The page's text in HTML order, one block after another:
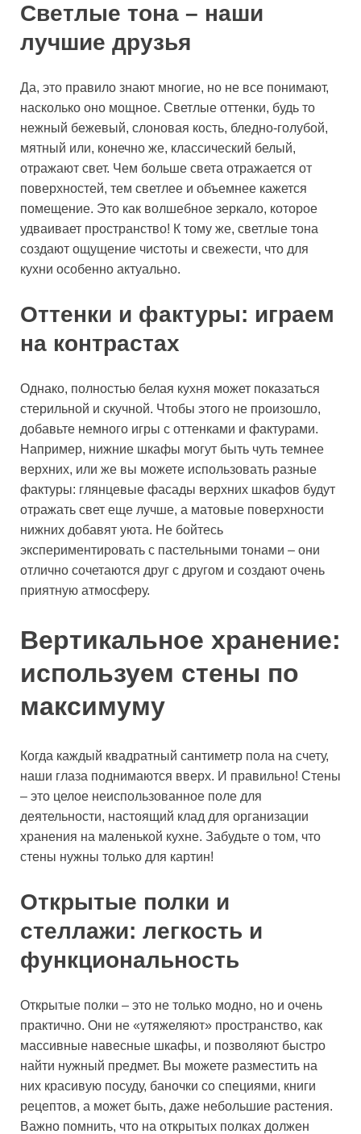
Светлые тона – наши
лучшие друзья
Да, это правило знают многие, но не все понимают,
насколько оно мощное. Светлые оттенки, будь то
нежный бежевый, слоновая кость, бледно-голубой,
мятный или, конечно же, классический белый,
отражают свет. Чем больше света отражается от
поверхностей, тем светлее и объемнее кажется
помещение. Это как волшебное зеркало, которое
удваивает пространство! К тому же, светлые тона
создают ощущение чистоты и свежести, что для
кухни особенно актуально.
Оттенки и фактуры: играем
на контрастах
Однако, полностью белая кухня может показаться
стерильной и скучной. Чтобы этого не произошло,
добавьте немного игры с оттенками и фактурами.
Например, нижние шкафы могут быть чуть темнее
верхних, или же вы можете использовать разные
фактуры: глянцевые фасады верхних шкафов будут
отражать свет еще лучше, а матовые поверхности
нижних добавят уюта. Не бойтесь
экспериментировать с пастельными тонами – они
отлично сочетаются друг с другом и создают очень
приятную атмосферу.
Вертикальное хранение:
используем стены по
максимуму
Когда каждый квадратный сантиметр пола на счету,
наши глаза поднимаются вверх. И правильно! Стены
– это целое неиспользованное поле для
деятельности, настоящий клад для организации
хранения на маленькой кухне. Забудьте о том, что
стены нужны только для картин!
Открытые полки и
стеллажи: легкость и
функциональность
Открытые полки – это не только модно, но и очень
практично. Они не «утяжеляют» пространство, как
массивные навесные шкафы, и позволяют быстро
найти нужный предмет. Вы можете разместить на
них красивую посуду, баночки со специями, книги
рецептов, а может быть, даже небольшие растения.
Важно помнить, что на открытых полках должен